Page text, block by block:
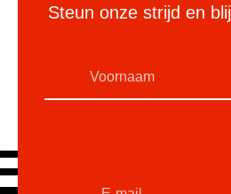
Steun onze strijd en